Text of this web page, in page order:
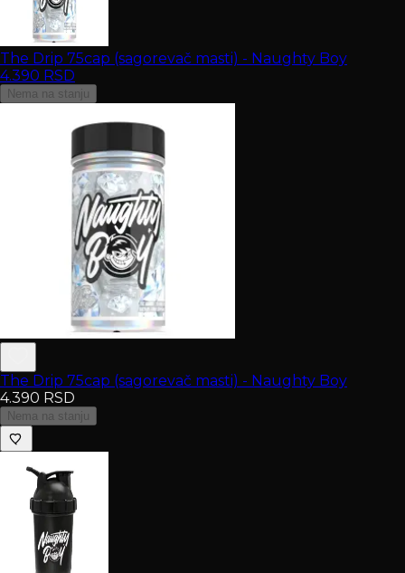
The Drip 75cap (sagorevač masti) - Naughty Boy
4.390 RSD
Nema na stanju
The Drip 75cap (sagorevač masti) - Naughty Boy
4.390 RSD
Nema na stanju